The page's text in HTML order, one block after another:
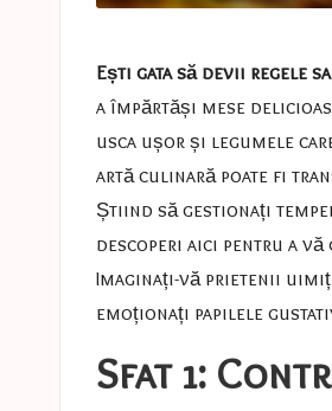
Ești gata să devii regele
a împărtăși mese
usca ușor și legumele
artă culinară poate fi
Știind să gestionați
descoperi aici pentru a
Imaginați-vă prietenii
emoționați papilele
Sfat 1: